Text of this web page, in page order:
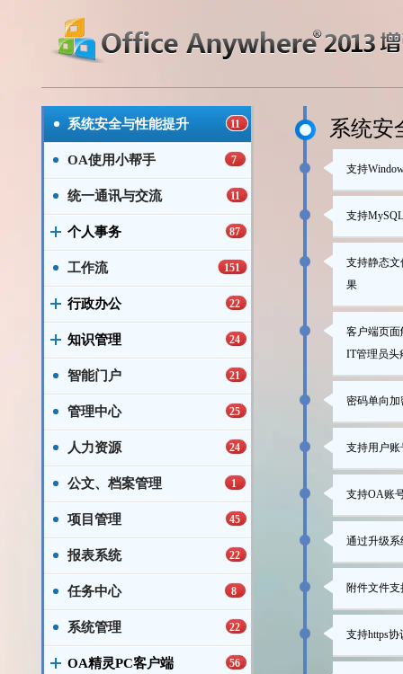
系统安全与性能提升 11
OA使用小帮手 7
统一通讯与交流 11
个人事务 87
工作流 151
行政办公 22
知识管理 24
智能门户 21
管理中心 25
人力资源 24
公文、档案管理 1
项目管理 45
报表系统 22
任务中心 8
系统管理 22
OA精灵PC客户端 56
系统安
支持
支持
支持静态
果
客户端页
IT管理员头
密码单向
支持用户
支持OA账
通过升级
附件文件
支持https